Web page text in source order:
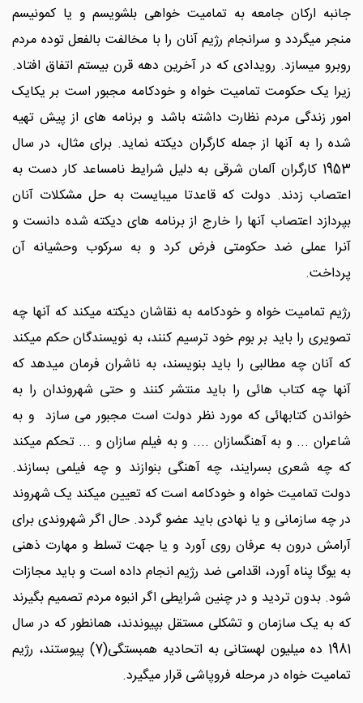
جانبه ارکان جامعه به تمامیت خواهی بلشویسم و یا کمونیسم
منجر میگردد و سرانجام رژیم آنان را با مخالفت بالفعل توده مردم
روبرو میسازد. رویدادی که در آخرین دهه قرن بیستم اتفاق افتاد.
زیرا یک حکومت تمامیت خواه و خودکامه مجبور است بر یکایک
امور زندگی مردم نظارت داشته باشد و برنامه های از پیش تهیه
شده را به آنها از جمله کارگران دیکته نماید. برای مثال، در سال
1953 کارگران آلمان شرقی به دلیل شرایط نامساعد کار دست به
اعتصاب زدند. دولت که قاعدتا میبایست به حل مشکلات آنان
بپردازد اعتصاب آنها را خارج از برنامه های دیکته شده دانست و
آنرا عملی ضد حکومتی فرض کرد و به سرکوب وحشیانه آن
پرداخت.
رژیم تمامیت خواه و خودکامه به نقاشان دیکته میکند که آنها چه
تصویری را باید بر بوم خود ترسیم کنند، به نویسندگان حکم میکند
که آنان چه مطالبی را باید بنویسند، به ناشران فرمان میدهد که
آنها چه کتاب هائی را باید منتشر کنند و حتی شهروندان را به
خواندن کتابهائی که مورد نظر دولت است مجبور می سازد و به
شاعران ... و به آهنگسازان .... و به فیلم سازان و ... تحکم میکند
که چه شعری بسرایند، چه آهنگی بنوازند و چه فیلمی بسازند.
دولت تمامیت خواه و خودکامه است که تعیین میکند یک شهروند
در چه سازمانی و یا نهادی باید عضو گردد. حال اگر شهروندی برای
آرامش درون به عرفان روی آورد و یا جهت تسلط و مهارت ذهنی
به یوگا پناه آورد، اقدامی ضد رژیم انجام داده است و باید مجازات
شود. بدون تردید و در چنین شرایطی اگر انبوه مردم تصمیم بگیرند
که به یک سازمان و تشکلی مستقل بپیوندند، همانطور که در سال
1981 ده میلیون لهستانی به اتحادیه همبستگی(7) پیوستند، رژیم
تمامیت خواه در مرحله فروپاشی قرار میگیرد.